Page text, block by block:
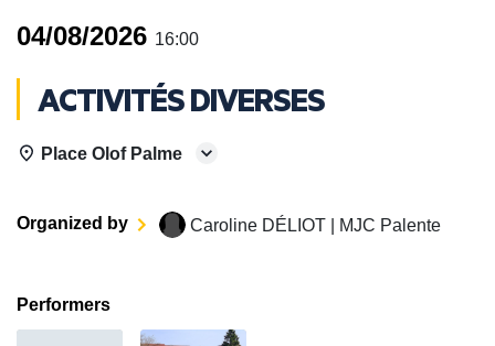
04/08/2026 16:00
ACTIVITÉS DIVERSES
Place Olof Palme
Organized by Caroline DÉLIOT | MJC Palente
Performers